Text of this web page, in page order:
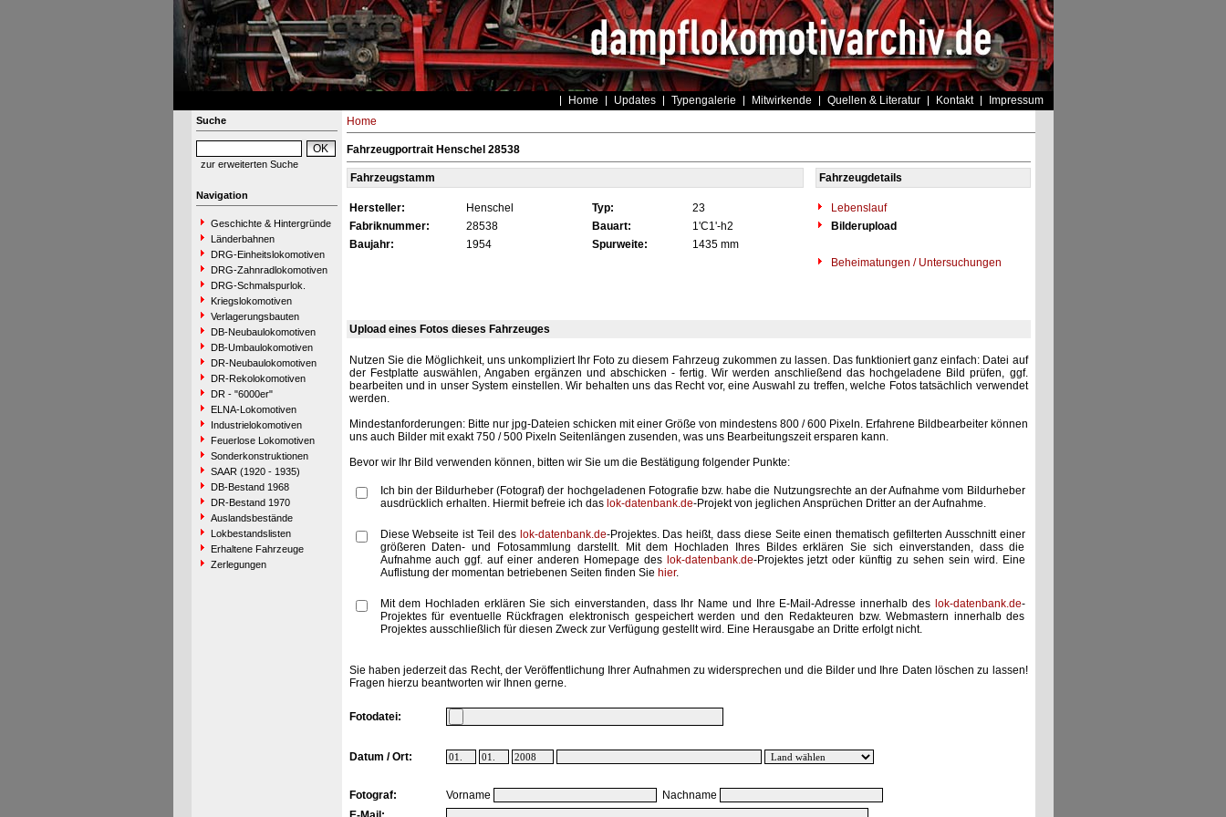
Home Updates Typengalerie Mitwirkende Quellen & Literatur Kontakt Impressum
Suche
zur erweiterten Suche
Navigation
Geschichte & Hintergründe
Länderbahnen
DRG-Einheitslokomotiven
DRG-Zahnradlokomotiven
DRG-Schmalspurlok.
Kriegslokomotiven
Verlagerungsbauten
DB-Neubaulokomotiven
DB-Umbaulokomotiven
DR-Neubaulokomotiven
DR-Rekolokomotiven
DR - "6000er"
ELNA-Lokomotiven
Industrielokomotiven
Feuerlose Lokomotiven
Sonderkonstruktionen
SAAR (1920 - 1935)
DB-Bestand 1968
DR-Bestand 1970
Auslandsbestände
Lokbestandslisten
Erhaltene Fahrzeuge
Zerlegungen
Home
Fahrzeugportrait Henschel 28538
Fahrzeugstamm Fahrzeugdetails
Hersteller: Henschel Typ: 23
Lebenslauf
Fabriknummer:
28538 Bauart: 1'C1'-h2
Bilderupload
Baujahr:
1954 Spurweite:
1435 mm
Beheimatungen / Untersuchungen
Upload eines Fotos dieses Fahrzeuges
Nutzen Sie die Möglichkeit, uns unkompliziert Ihr Foto zu diesem Fahrzeug zukommen zu lassen. Das funktioniert ganz einfach: Datei auf
der Festplatte auswählen, Angaben ergänzen und abschicken - fertig. Wir werden anschließend das hochgeladene Bild prüfen, ggf.
bearbeiten und in unser System einstellen. Wir behalten uns das Recht vor, eine Auswahl zu treffen, welche Fotos tatsächlich verwendet
werden.
Mindestanforderungen: Bitte nur jpg-Dateien schicken mit einer Größe von mindestens 800 / 600 Pixeln. Erfahrene Bildbearbeiter können
uns auch Bilder mit exakt 750 / 500 Pixeln Seitenlängen zusenden, was uns Bearbeitungszeit ersparen kann.
Bevor wir Ihr Bild verwenden können, bitten wir Sie um die Bestätigung folgender Punkte:
Ich bin der Bildurheber (Fotograf) der hochgeladenen Fotografie bzw. habe die Nutzungsrechte an der Aufnahme vom Bildurheber
ausdrücklich erhalten. Hiermit befreie ich das lok-datenbank.de-Projekt von jeglichen Ansprüchen Dritter an der Aufnahme.
Diese Webseite ist Teil des lok-datenbank.de-Projektes. Das heißt, dass diese Seite einen thematisch gefilterten Ausschnitt einer
größeren Daten- und Fotosammlung darstellt. Mit dem Hochladen Ihres Bildes erklären Sie sich einverstanden, dass die
Aufnahme auch ggf. auf einer anderen Homepage des lok-datenbank.de-Projektes jetzt oder künftig zu sehen sein wird. Eine
Auflistung der momentan betriebenen Seiten finden Sie hier.
Mit dem Hochladen erklären Sie sich einverstanden, dass Ihr Name und Ihre E-Mail-Adresse innerhalb des lok-datenbank.de-
Projektes für eventuelle Rückfragen elektronisch gespeichert werden und den Redakteuren bzw. Webmastern innerhalb des
Projektes ausschließlich für diesen Zweck zur Verfügung gestellt wird. Eine Herausgabe an Dritte erfolgt nicht.
Sie haben jederzeit das Recht, der Veröffentlichung Ihrer Aufnahmen zu widersprechen und die Bilder und Ihre Daten löschen zu lassen!
Fragen hierzu beantworten wir Ihnen gerne.
Fotodatei:
Datum / Ort:
Fotograf: Vorname
Nachname